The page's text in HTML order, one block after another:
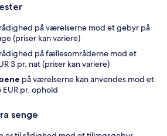
på værelserne mod et gebyr på
(priser kan variere)
på fællesområderne mod et
3 pr. nat (priser kan variere)
på værelserne kan anvendes mod et
EUR pr. ophold
senge